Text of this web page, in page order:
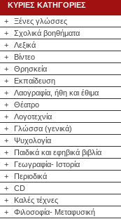
ΚΥΡΙΕΣ ΚΑΤΗΓΟΡΙΕΣ
+
Ξένες γλώσσες
+
Σχολικά βοηθήματα
+
Λεξικά
+
Βίντεο
+
Θρησκεία
+
Εκπαίδευση
+
Λαογραφία, ήθη και έθιμα
+
Θέατρο
+
Λογοτεχνία
+
Γλώσσα (γενικά)
+
Ψυχολογία
+
Παιδικά και εφηβικά βιβλία
+
Γεωγραφία- Ιστορία
+
Περιοδικά
+
CD
+
Καλές τέχνες
+
Φιλοσοφία- Μεταφυσική